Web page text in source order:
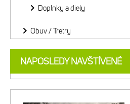
Doplnky a diely
Obuv / Tretry
NAPOSLEDY NAVŠTÍVENÉ